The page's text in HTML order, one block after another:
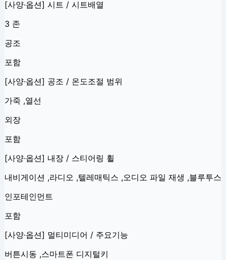
[사양·옵션] 시트 / 시트배열
3 존
공조
포함
[사양·옵션] 공조 / 온도조절 범위
가죽 ,열선
외장
포함
[사양·옵션] 내장 / 스티어링 휠
내비게이션 ,라디오 ,텔레매틱스 ,오디오 파일 재생 ,블루투스
인포테인먼트
포함
[사양·옵션] 멀티미디어 / 주요기능
버튼시동 ,스마트폰 디지털키